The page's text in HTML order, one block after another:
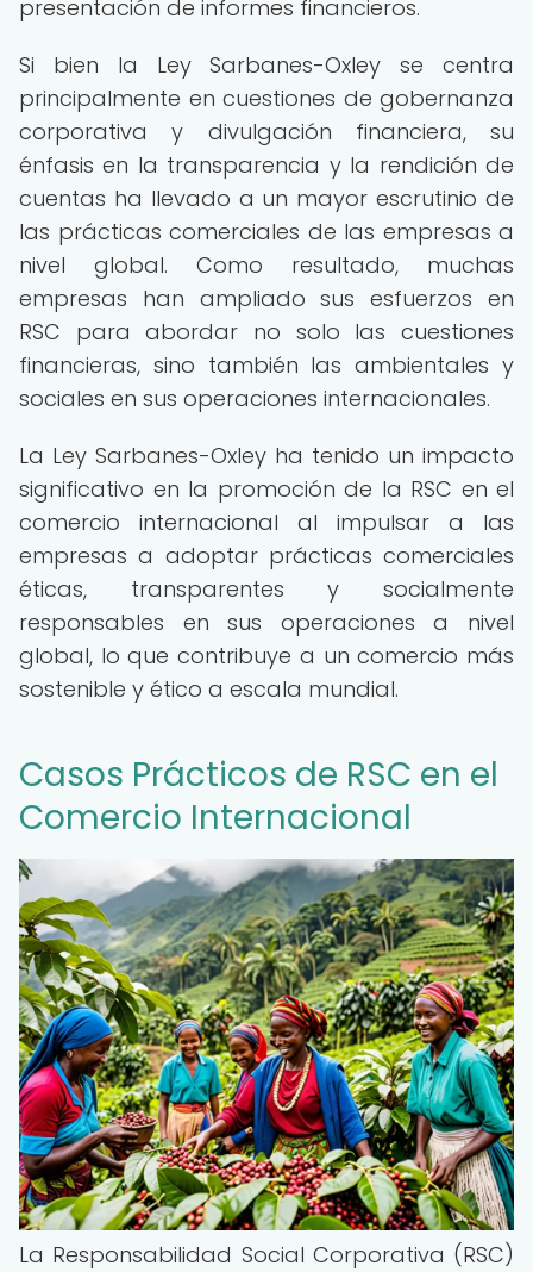
presentación de informes financieros.
Si bien la Ley Sarbanes-Oxley se centra
principalmente en cuestiones de gobernanza
corporativa y divulgación financiera, su
énfasis en la transparencia y la rendición de
cuentas ha llevado a un mayor escrutinio de
las prácticas comerciales de las empresas a
nivel global. Como resultado, muchas
empresas han ampliado sus esfuerzos en
RSC para abordar no solo las cuestiones
financieras, sino también las ambientales y
sociales en sus operaciones internacionales.
La Ley Sarbanes-Oxley ha tenido un impacto
significativo en la promoción de la RSC en el
comercio internacional al impulsar a las
empresas a adoptar prácticas comerciales
éticas, transparentes y socialmente
responsables en sus operaciones a nivel
global, lo que contribuye a un comercio más
sostenible y ético a escala mundial.
Casos Prácticos de RSC en el
Comercio Internacional
La Responsabilidad Social Corporativa (RSC)